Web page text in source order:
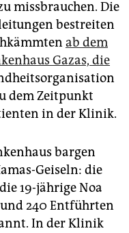
missbrauchen. Die
bestreiten
ab dem
Gazas, die
dem Zeitpunkt
in der Klinik.
bargen
Geiseln: die
19-jährige Noa
240 Entführten
In der Klinik